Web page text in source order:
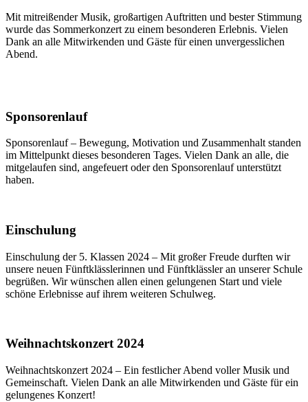
Mit mitreißender Musik, großartigen Auftritten und bester Stimmung
wurde das Sommerkonzert zu einem besonderen Erlebnis. Vielen
Dank an alle Mitwirkenden und Gäste für einen unvergesslichen
Abend.
Sponsorenlauf
Sponsorenlauf – Bewegung, Motivation und Zusammenhalt standen
im Mittelpunkt dieses besonderen Tages. Vielen Dank an alle, die
mitgelaufen sind, angefeuert oder den Sponsorenlauf unterstützt
haben.
Einschulung
Einschulung der 5. Klassen 2024 – Mit großer Freude durften wir
unsere neuen Fünftklässlerinnen und Fünftklässler an unserer Schule
begrüßen. Wir wünschen allen einen gelungenen Start und viele
schöne Erlebnisse auf ihrem weiteren Schulweg.
Weihnachtskonzert 2024
Weihnachtskonzert 2024 – Ein festlicher Abend voller Musik und
Gemeinschaft. Vielen Dank an alle Mitwirkenden und Gäste für ein
gelungenes Konzert!